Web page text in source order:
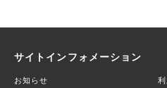
サイトインフォメーション
お知らせ